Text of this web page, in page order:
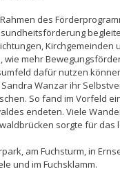
des
Kirchgemeinden
mehr
dafür nutzen
Wanzar ihr
So fand im Vorfeld
endeten. Viele
sorgte für das
am Fuchsturm, in
und im Fuchsklamm.